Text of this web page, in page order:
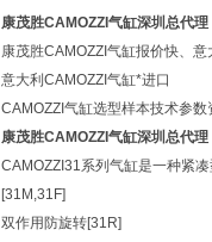
康茂胜CAMOZZI气缸深圳总代理
康茂胜CAMOZZI气缸报价快、
意大利CAMOZZI气缸*进口
CAMOZZI气缸选型样本技术参数
康茂胜CAMOZZI气缸深圳总代理
CAMOZZI31系列气缸是一种紧
[31M,31F]
双作用防旋转[31R]